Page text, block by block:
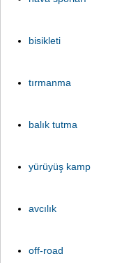
bisikleti
tırmanma
balık tutma
yürüyüş kamp
avcılık
off-road